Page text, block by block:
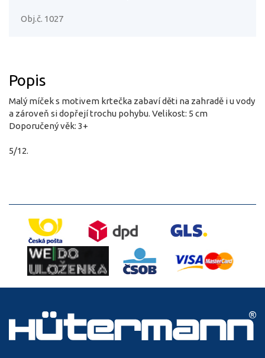
Obj.č. 1027
Popis
Malý míček s motivem krtečka zabaví děti na zahradě i u vody
a zároveň si dopřejí trochu pohybu. Velikost: 5 cm
Doporučený věk: 3+
5/12.